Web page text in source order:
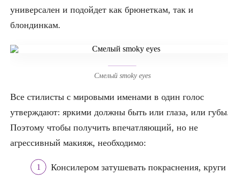
универсален и подойдет как брюнеткам, так и
блондинкам.
Смелый smoky eyes
Все стилисты с мировыми именами в один голос
утверждают: яркими должны быть или глаза, или
Поэтому чтобы получить впечатляющий, но не
агрессивный макияж, необходимо:
Консилером затушевать покраснения, круги